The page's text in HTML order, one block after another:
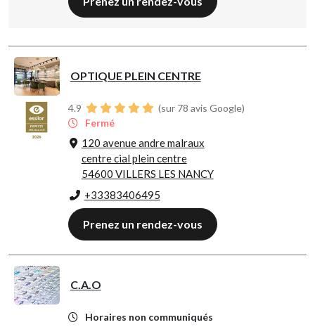
OPTIQUE PLEIN CENTRE
4.9
(sur 78 avis Google)
Fermé
120 avenue andre malraux
centre cial plein centre
54600 VILLERS LES NANCY
+33383406495
Prenez un rendez-vous
C.A.O
Horaires non communiqués